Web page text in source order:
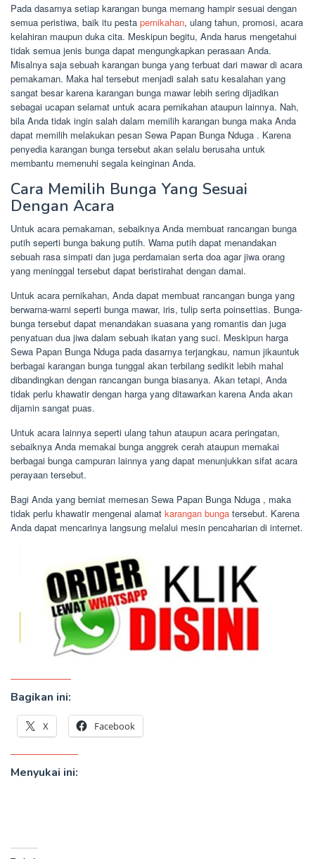
Pada dasarnya setiap karangan bunga memang hampir sesuai dengan
semua peristiwa, baik itu pesta pernikahan, ulang tahun, promosi, acara
kelahiran maupun duka cita. Meskipun begitu, Anda harus mengetahui
tidak semua jenis bunga dapat mengungkapkan perasaan Anda.
Misalnya saja sebuah karangan bunga yang terbuat dari mawar di acara
pemakaman. Maka hal tersebut menjadi salah satu kesalahan yang
sangat besar karena karangan bunga mawar lebih sering dijadikan
sebagai ucapan selamat untuk acara pernikahan ataupun lainnya. Nah,
bila Anda tidak ingin salah dalam memilih karangan bunga maka Anda
dapat memilih melakukan pesan Sewa Papan Bunga Nduga . Karena
penyedia karangan bunga tersebut akan selalu berusaha untuk
membantu memenuhi segala keinginan Anda.
Cara Memilih Bunga Yang Sesuai
Dengan Acara
Untuk acara pemakaman, sebaiknya Anda membuat rancangan bunga
putih seperti bunga bakung putih. Warna putih dapat menandakan
sebuah rasa simpati dan juga perdamaian serta doa agar jiwa orang
yang meninggal tersebut dapat beristirahat dengan damai.
Untuk acara pernikahan, Anda dapat membuat rancangan bunga yang
berwarna-warni seperti bunga mawar, iris, tulip serta poinsettias. Bunga-
bunga tersebut dapat menandakan suasana yang romantis dan juga
penyatuan dua jiwa dalam sebuah ikatan yang suci. Meskipun harga
Sewa Papan Bunga Nduga pada dasarnya terjangkau, namun jikauntuk
berbagai karangan bunga tunggal akan terbilang sedikit lebih mahal
dibandingkan dengan rancangan bunga biasanya. Akan tetapi, Anda
tidak perlu khawatir dengan harga yang ditawarkan karena Anda akan
dijamin sangat puas.
Untuk acara lainnya seperti ulang tahun ataupun acara peringatan,
sebaiknya Anda memakai bunga anggrek cerah ataupun memakai
berbagai bunga campuran lainnya yang dapat menunjukkan sifat acara
perayaan tersebut.
Bagi Anda yang berniat memesan Sewa Papan Bunga Nduga , maka
tidak perlu khawatir mengenai alamat karangan bunga tersebut. Karena
Anda dapat mencarinya langsung melalui mesin pencaharian di internet.
Bagikan ini:
X Facebook
Menyukai ini: